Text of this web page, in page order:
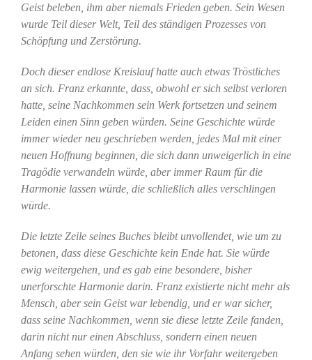
Geist beleben, ihm aber niemals Frieden geben. Sein Wesen
wurde Teil dieser Welt, Teil des ständigen Prozesses von
Schöpfung und Zerstörung.
Doch dieser endlose Kreislauf hatte auch etwas Tröstliches
an sich. Franz erkannte, dass, obwohl er sich selbst verloren
hatte, seine Nachkommen sein Werk fortsetzen und seinem
Leiden einen Sinn geben würden. Seine Geschichte würde
immer wieder neu geschrieben werden, jedes Mal mit einer
neuen Hoffnung beginnen, die sich dann unweigerlich in eine
Tragödie verwandeln würde, aber immer Raum für die
Harmonie lassen würde, die schließlich alles verschlingen
würde.
Die letzte Zeile seines Buches bleibt unvollendet, wie um zu
betonen, dass diese Geschichte kein Ende hat. Sie würde
ewig weitergehen, und es gab eine besondere, bisher
unerforschte Harmonie darin. Franz existierte nicht mehr als
Mensch, aber sein Geist war lebendig, und er war sicher,
dass seine Nachkommen, wenn sie diese letzte Zeile fanden,
darin nicht nur einen Abschluss, sondern einen neuen
Anfang sehen würden, den sie wie ihr Vorfahr weitergeben